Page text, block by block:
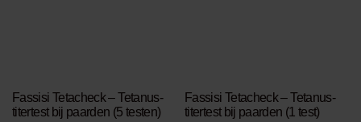
Fassisi Tetacheck – Tetanus-
titertest bij paarden (5 testen)
Fassisi Tetacheck – Tetanus-
titertest bij paarden (1 test)